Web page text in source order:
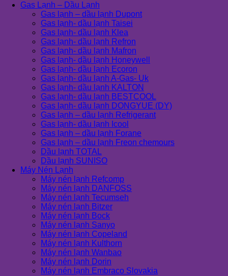
Gas Lạnh – Dầu Lạnh
Gas lạnh – dầu lạnh Dupont
Gas lạnh- dầu lạnh Taisei
Gas lạnh- dầu lạnh Klea
Gas lạnh- dầu lạnh Refron
Gas lạnh- dầu lạnh Mafron
Gas lạnh- dầu lạnh Honeywell
Gas lạnh- dầu lạnh Ecoron
Gas lạnh- dầu lạnh A-Gas- Uk
Gas lạnh- dầu lạnh KALTON
Gas lạnh- dầu lạnh BESTCOOL
Gas lạnh- dầu lạnh DONGYUE (DY)
Gas lạnh – dầu lạnh Refrigerant
Gas lạnh- dầu lạnh Icool
Gas lạnh – dầu lạnh Forane
Gas lạnh – dầu lạnh Freon chemours
Dầu lạnh TOTAL
Dầu lạnh SUNISO
Máy Nén Lạnh
Máy nén lạnh Refcomp
Máy nén lạnh DANFOSS
Máy nén lạnh Tecumseh
Máy nén lạnh Bitzer
Máy nén lạnh Bock
Máy nén lạnh Sanyo
Máy nén lạnh Copeland
Máy nén lạnh Kulthorn
Máy nén lạnh Wanbao
Máy nén lạnh Dorin
Máy nén lạnh Embraco Slovakia